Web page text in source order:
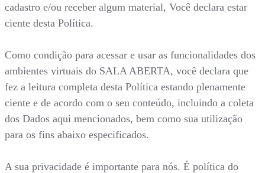
cadastro e/ou receber algum material, Você declara estar
ciente desta Política.
Como condição para acessar e usar as funcionalidades dos
ambientes virtuais do SALA ABERTA, você declara que
fez a leitura completa desta Política estando plenamente
ciente e de acordo com o seu conteúdo, incluindo a coleta
dos Dados aqui mencionados, bem como sua utilização
para os fins abaixo especificados.
A sua privacidade é importante para nós. É política do